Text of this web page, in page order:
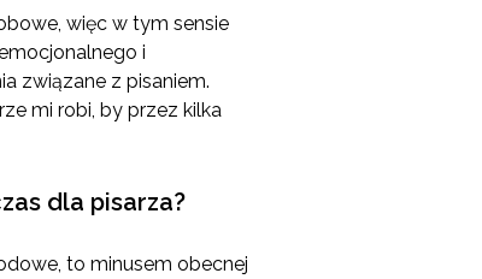
więc w tym sensie
i
związane z pisaniem.
mi robi, by przez kilka
dla pisarza?
to minusem obecnej